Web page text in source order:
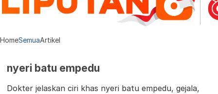
HomeSemuaArtikel
nyeri batu empedu
Dokter jelaskan ciri khas nyeri batu empedu, gejala,